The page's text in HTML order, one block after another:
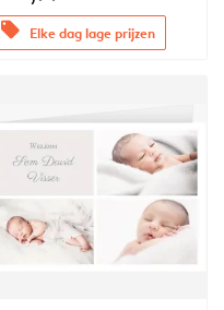
offers Elke dag lage prijzen